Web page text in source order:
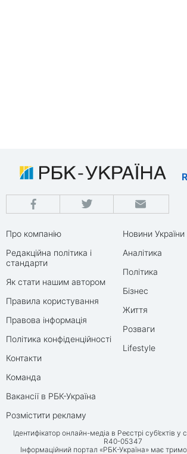
Про компанію
Редакційна політика і
стандарти
Як стати нашим автором
Правила користування
Правова інформація
Політика конфіденційності
Контакти
Команда
Вакансії в РБК-Україна
Розмістити рекламу
Новини України
Аналітика
Політика
Бізнес
Життя
Розваги
Lifestyle
Ідентифікатор онлайн-медіа в Реєстрі суб’єктів
R40-05347
Інформаційний портал «РБК-Україна» має